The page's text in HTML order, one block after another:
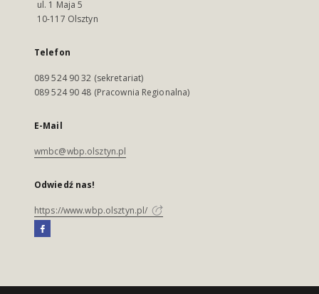
ul. 1 Maja 5
10-117 Olsztyn
Telefon
089 524 90 32 (sekretariat)
089 524 90 48 (Pracownia Regionalna)
E-Mail
wmbc@wbp.olsztyn.pl
Odwiedź nas!
https://www.wbp.olsztyn.pl/